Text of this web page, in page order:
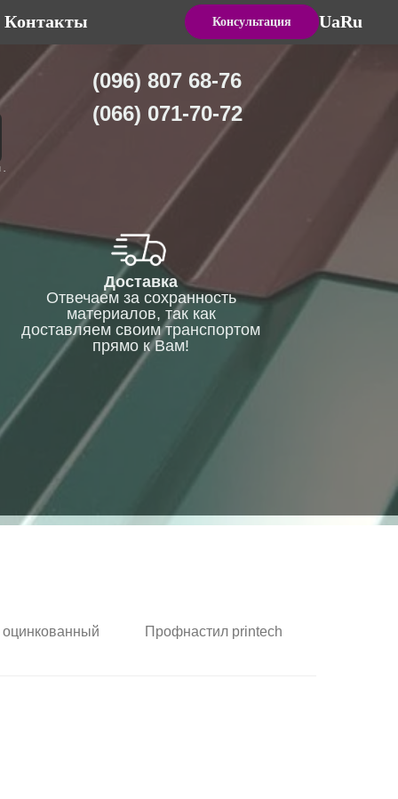
Контакты Консультация UaRu
(096) 807 68-76
(066) 071-70-72
Доставка
Отвечаем за сохранность
материалов, так как
доставляем своим транспортом
прямо к Вам!
Профнастил printech